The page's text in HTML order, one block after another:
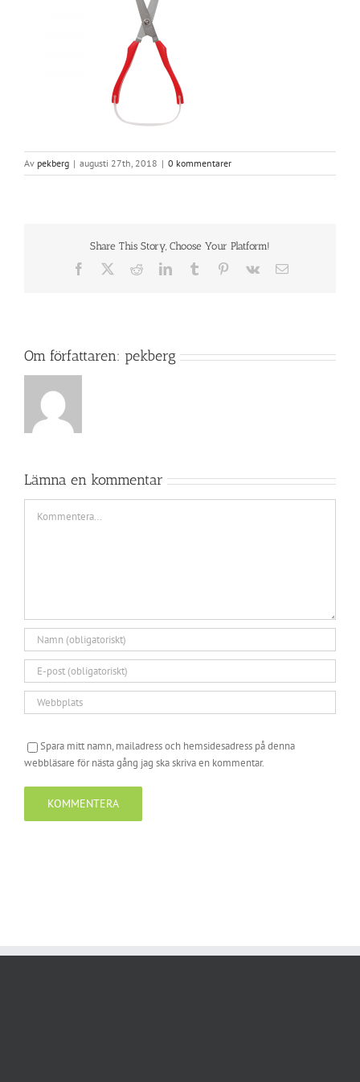
Av pekberg | augusti 27th, 2018 | 0 kommentarer
Share This Story, Choose Your Platform!
Facebook RedditLinkedInTumblr Pinterest
Vk
E-
Om författaren: pekberg
Lämna en kommentar
Spara mitt namn, mailadress och hemsidesadress på denna
webbläsare för nästa gång jag ska skriva en kommentar.